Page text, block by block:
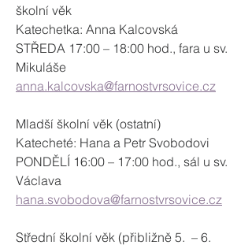
školní věk
Katechetka: Anna Kalcovská
STŘEDA 17:00 – 18:00 hod., fara u sv.
anna.kalcovska@farnostvrsovice.cz
Mladší školní věk (ostatní)
Katecheté: Hana a Petr Svobodovi
PONDĚLÍ 16:00 – 17:00 hod., sál u sv.
hana.svobodova@farnostvrsovice.cz
Střední školní věk (přibližně 5.  – 6.